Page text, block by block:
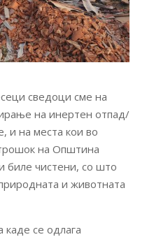
сведоци сме на
на инертен отпад/
и на места кои во
на Општина
биле чистени, со што
и животната
каде се одлага